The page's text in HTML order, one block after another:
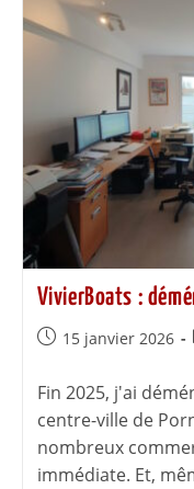
VivierBoats :
15 janvier 2026
Fin 2025, j'ai
centre-ville de
nombreux
immédiate. Et,